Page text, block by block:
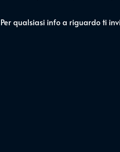
Per qualsiasi info a riguardo ti